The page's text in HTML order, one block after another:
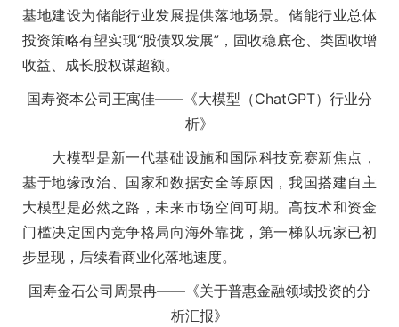
基地建设为储能行业发展提供落地场景。储能行业总体
投资策略有望实现“股债双发展”，固收稳底仓、类固收增
收益、成长股权谋超额。
国寿资本公司王寓佳——《大模型（ChatGPT）行业分
析》
大模型是新一代基础设施和国际科技竞赛新焦点，
基于地缘政治、国家和数据安全等原因，我国搭建自主
大模型是必然之路，未来市场空间可期。高技术和资金
门槛决定国内竞争格局向海外靠拢，第一梯队玩家已初
步显现，后续看商业化落地速度。
国寿金石公司周景冉——《关于普惠金融领域投资的分
析汇报》